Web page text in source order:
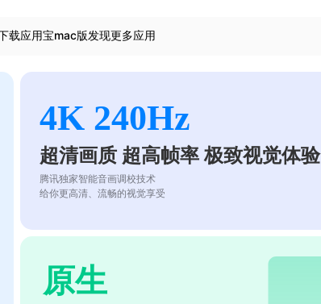
载应用宝mac版发现更多应用
4K 240Hz
超清画质 超高帧率 极致视觉体验
腾讯独家智能音画调校技术
给你更高清、流畅的视觉享受
原生